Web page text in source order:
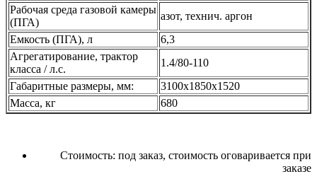
Рабочая среда газовой камеры
(ПГА)
азот, технич. аргон
Емкость (ПГА), л
6,3
Агрегатирование, трактор
класса / л.с.
1.4/80-110
Габаритные размеры, мм:
3100х1850х1520
Масса, кг
680
Стоимость: под заказ, стоимость оговаривается при
заказе